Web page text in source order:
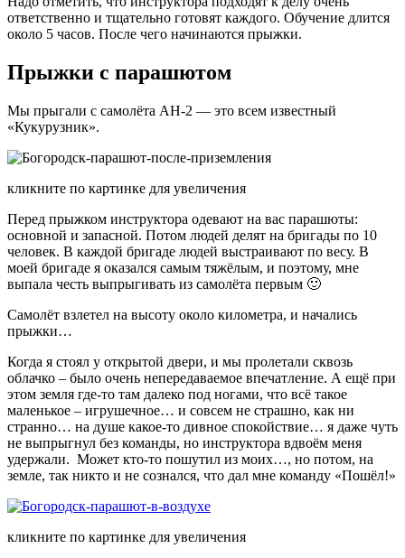
ответственно и тщательно готовят каждого. Обучение длится
около 5 часов. После чего начинаются прыжки.
Прыжки с парашютом
Мы прыгали с самолёта АН-2 — это всем известный
«Кукурузник».
кликните по картинке для увеличения
Перед прыжком инструктора одевают на вас парашюты:
основной и запасной. Потом людей делят на бригады по 10
человек. В каждой бригаде людей выстраивают по весу. В
моей бригаде я оказался самым тяжёлым, и поэтому, мне
выпала честь выпрыгивать из самолёта первым 🙂
Самолёт взлетел на высоту около километра, и начались
прыжки…
Когда я стоял у открытой двери, и мы пролетали сквозь
облачко – было очень непередаваемое впечатление. А ещё при
этом земля где-то там далеко под ногами, что всё такое
маленькое – игрушечное… и совсем не страшно, как ни
странно… на душе какое-то дивное спокойствие… я даже чуть
не выпрыгнул без команды, но инструктора вдвоём меня
удержали. Может кто-то пошутил из моих…, но потом, на
земле, так никто и не сознался, что дал мне команду «Пошёл!»
кликните по картинке для увеличения